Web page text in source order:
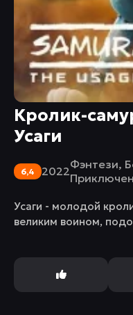
Кролик-
Усаги
6,4 2022Фэнтези,
Усаги - молодой
великим воином,